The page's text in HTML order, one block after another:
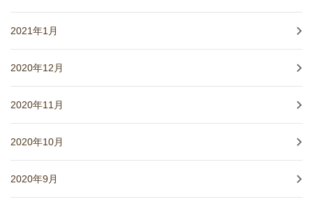
2021年1月
2020年12月
2020年11月
2020年10月
2020年9月